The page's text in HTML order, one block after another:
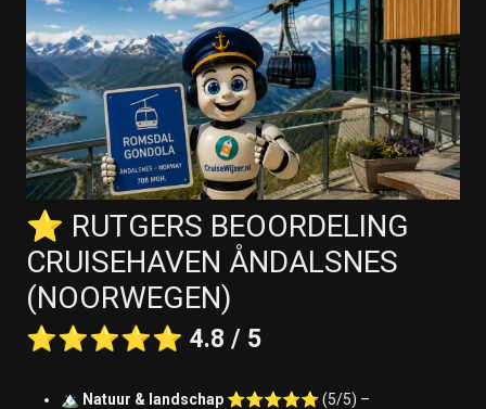
⭐ RUTGERS BEOORDELING
CRUISEHAVEN ÅNDALSNES
(NOORWEGEN)
⭐⭐⭐⭐⭐ 4.8 / 5
🏔️ Natuur & landschap ⭐⭐⭐⭐⭐ (5/5) –